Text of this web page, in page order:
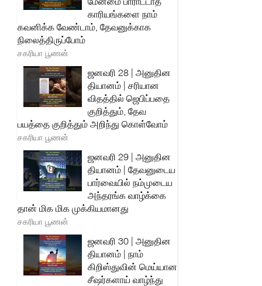
காரியங்களை நாம்
கவனிக்க வேண்டாம், தேவனுக்காக
நிலைத்திருப்போம்
சகரியா பூணன்
ஜனவரி 28 | அனுதின
தியானம் | சரியான
விதத்தில் ஜெபிப்பதை
குறித்தும், தேவ
பயத்தை குறித்தும் அறிந்து கொள்வோம்
சகரியா பூணன்
ஜனவரி 29 | அனுதின
தியானம் | தேவனுடைய
பார்வையில் நம்முடைய
அந்தரங்க வாழ்க்கை
தான் மிக மிக முக்கியமானது
சகரியா பூணன்
ஜனவரி 30 | அனுதின
தியானம் | நாம்
கிறிஸ்துவின் மெய்யான
சீஷர்களாய் வாழ்ந்து